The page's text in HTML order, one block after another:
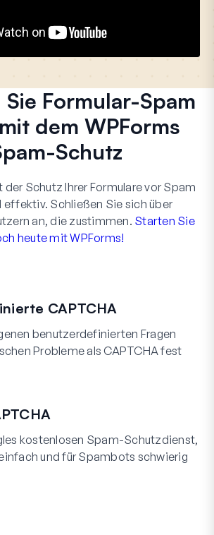
Formular-Spam
dem WPForms
Schutz
der Schutz Ihrer Formulare vor Spam
effektiv. Schließen Sie sich über
an, die zustimmen. Starten Sie
heute mit WPForms!
CAPTCHA
benutzerdefinierten Fragen
Probleme als CAPTCHA fest
kostenlosen Spam-Schutzdienst,
und für Spambots schwierig